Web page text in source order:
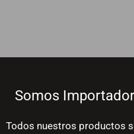
Somos
Todos nuestros productos